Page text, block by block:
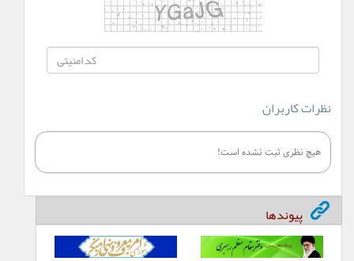
نظرات کاربران
هیچ نظری ثبت نشده است!
پیوندها